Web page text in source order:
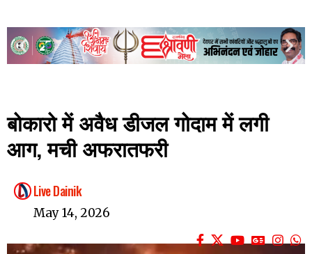
बोकारो में अवैध डीजल गोदाम में लगी
आग, मची अफरातफरी
Live Dainik
May 14, 2026